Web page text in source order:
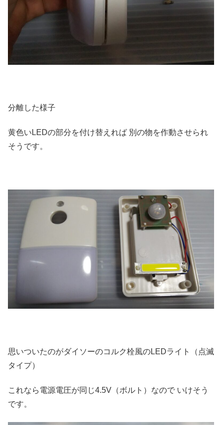
分離した様子
黄色いLEDの部分を付け替えれば 別の物を作動させられ
そうです。
思いついたのがダイソーのコルク栓風のLEDライト（点滅
タイプ）
これなら電源電圧が同じ4.5V（ボルト）なので いけそう
です。